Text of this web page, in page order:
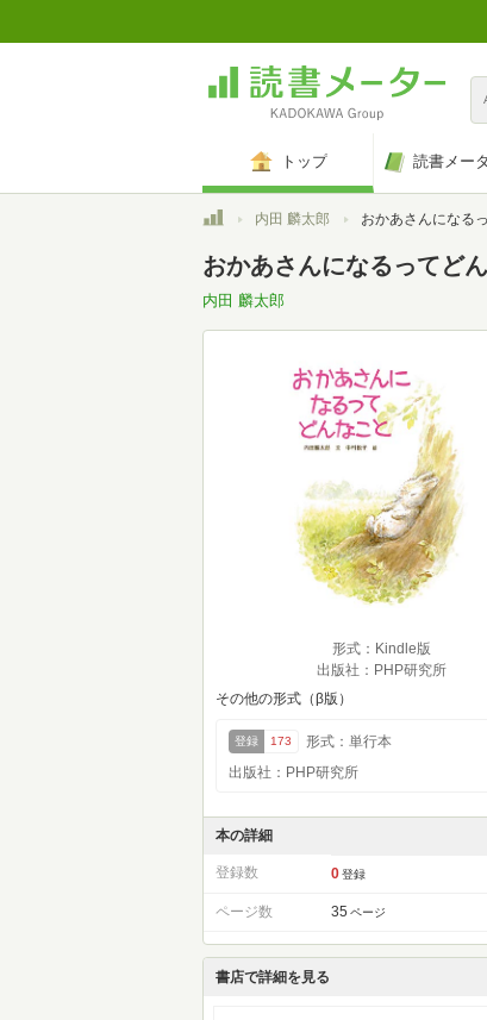
トップ 読書メー
トップ内田 麟太郎 おかあさんになるってどんな
おかあさんになるってど
内田 麟太郎
形式：Kindle版
出版社：PHP研究所
その他の形式（β版）
登録 173
形式：単行本
出版社：PHP研究所
本の詳細
登録数 0 登録
ページ数 35 ページ
書店で詳細を見る